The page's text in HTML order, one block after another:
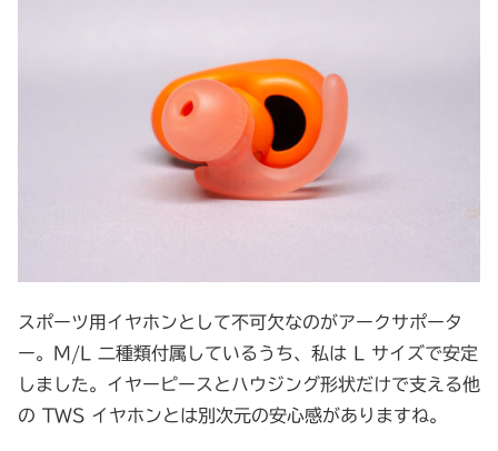
スポーツ用イヤホンとして不可欠なのがアークサポータ
ー。M/L 二種類付属しているうち、私は L サイズで安定
しました。イヤーピースとハウジング形状だけで支える他
の TWS イヤホンとは別次元の安心感がありますね。